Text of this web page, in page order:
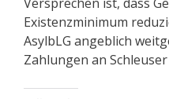
Existenzminimum
AsylbLG angeblich
Zahlungen an